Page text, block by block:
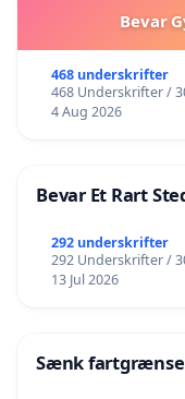
Bevar
468 underskrifter
468 Underskrifter /
4 Aug 2026
Bevar Et Rart
292 underskrifter
292 Underskrifter /
13 Jul 2026
Sænk